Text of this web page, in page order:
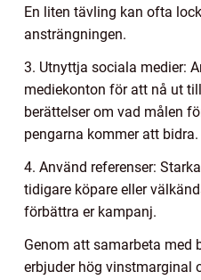
En liten tävling kan ofta
ansträngningen.
3. Utnyttja sociala medier:
mediekonton för att nå ut
berättelser om vad målen
pengarna kommer att bidra.
4. Använd referenser:
tidigare köpare eller
förbättra er kampanj.
Genom att samarbeta med
erbjuder hög vinstmarginal